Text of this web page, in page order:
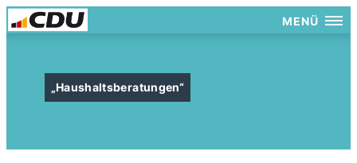
MENÜ
Haushaltsberatungen“